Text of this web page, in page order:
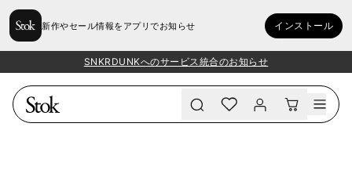
新作やセール情報をアプリでお知らせ インストール
SNKRDUNKへのサービス統合のお知らせ